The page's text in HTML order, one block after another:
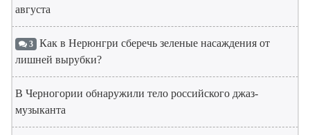
августа
3 Как в Нерюнгри сберечь зеленые насаждения от
лишней вырубки?
В Черногории обнаружили тело российского джаз-
музыканта